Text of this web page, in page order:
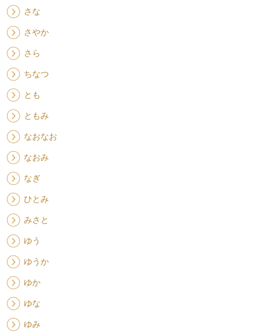
さな
さやか
さら
ちなつ
とも
ともみ
なおなお
なおみ
なぎ
ひとみ
みさと
ゆう
ゆうか
ゆか
ゆな
ゆみ